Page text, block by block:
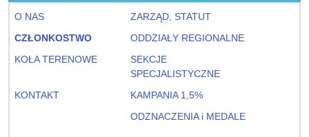
O NAS
ZARZĄD, STATUT
CZŁONKOSTWO
ODDZIAŁY REGIONALNE
KOŁA TERENOWE
SEKCJE
SPECJALISTYCZNE
KONTAKT
KAMPANIA 1,5%
ODZNACZENIA i MEDALE